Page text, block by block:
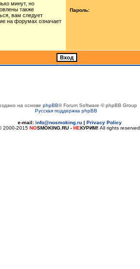
минут, но
также
вам следует
на форумах означает
Пароль:
на основе phpBB® Forum Software © phpBB Group
Русская поддержка phpBB
e-mail: info@nosmoking.ru | Privacy Policy
2000-2015 NOSMOKING.RU - НЕКУРИМ! All rights reserved.